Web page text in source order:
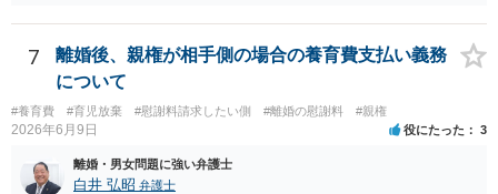
てもらった方がよいのでしょうか？ 費用が許すなら依頼した方が個人
的にはいいと思いますが、 依頼するかどうか含め、面談相談で話を聞
いてみた方がいいと思います。 なぜ面談相談をお勧めしているかと言
いますと、面談の方がネット相談（数行のやり取りを繰り返す）よ
り、 密度が濃いというか、やりとり（事情を聞いたり、不明点を尋ね
たり説明したり）がしやすいからです。
7
離婚後、親権が相手側の場合の養育費支払い義務
について
#養育費 #育児放棄 #慰謝料請求したい側 #離婚の慰謝料 #親権
2026年6月9日 役にたった 3
離婚・男女問題に強い弁護士
白井 弘昭 弁護士